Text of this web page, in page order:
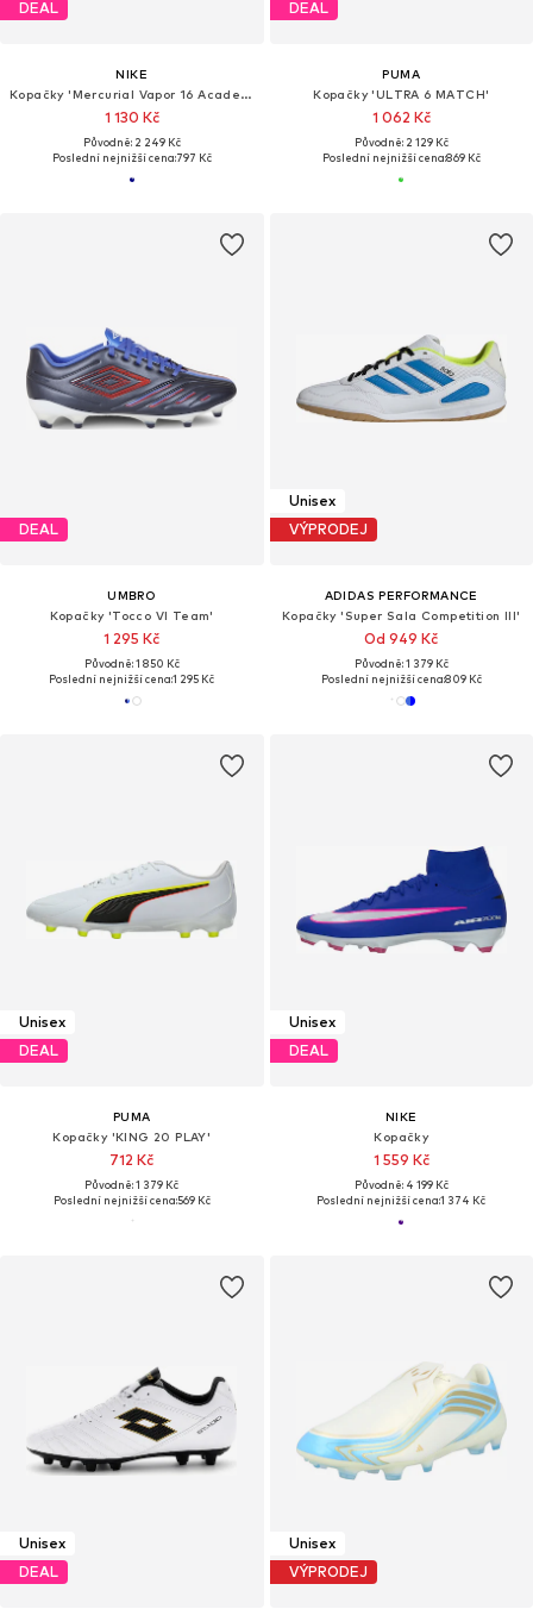
DEAL
NIKE
Kopačky 'Mercurial Vapor 16 Academy'
1 130 Kč
Původně: 2 249 Kč
Poslední nejnižší cena:797 Kč
DEAL
PUMA
Kopačky 'ULTRA 6 MATCH'
1 062 Kč
Původně: 2 129 Kč
Poslední nejnižší cena:869 Kč
DEAL
UMBRO
Kopačky 'Tocco VI Team'
1 295 Kč
Původně: 1 850 Kč
Poslední nejnižší cena:1 295 Kč
Unisex
VÝPRODEJ
ADIDAS PERFORMANCE
Kopačky 'Super Sala Competition III'
Od 949 Kč
Původně: 1 379 Kč
Poslední nejnižší cena:809 Kč
Unisex
DEAL
PUMA
Kopačky 'KING 20 PLAY'
712 Kč
Původně: 1 379 Kč
Poslední nejnižší cena:569 Kč
Unisex
DEAL
NIKE
Kopačky
1 559 Kč
Původně: 4 199 Kč
Poslední nejnižší cena:1 374 Kč
Unisex
DEAL
Unisex
VÝPRODEJ